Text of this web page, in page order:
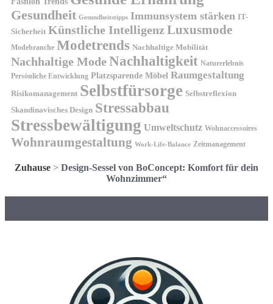
Gesundheit Gesundheitstipps Immunsystem stärken IT-
Sicherheit Künstliche IntelligenzLuxusmode
Modebranche Modetrends Nachhaltige Mobilität
Nachhaltige ModeNachhaltigkeit Naturerlebnis
Persönliche Entwicklung Platzsparende Möbel Raumgestaltung
Risikomanagement Selbstfürsorge Selbstreflexion
Skandinavisches Design Stressabbau
Stressbewältigung Umweltschutz Wohnaccessoires
Wohnraumgestaltung Work-Life-Balance Zeitmanagement
Zuhause > Design-Sessel von BoConcept: Komfort für dein
Wohnzimmer“